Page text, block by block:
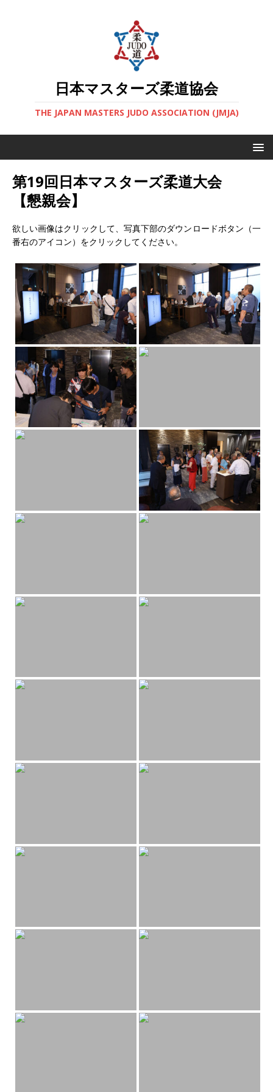
日本マスターズ柔道協会
THE JAPAN MASTERS JUDO ASSOCIATION (JMJA)
第19回日本マスターズ柔道大会
【懇親会】
欲しい画像はクリックして、写真下部のダウンロードボタン（一
番右のアイコン）をクリックしてください。